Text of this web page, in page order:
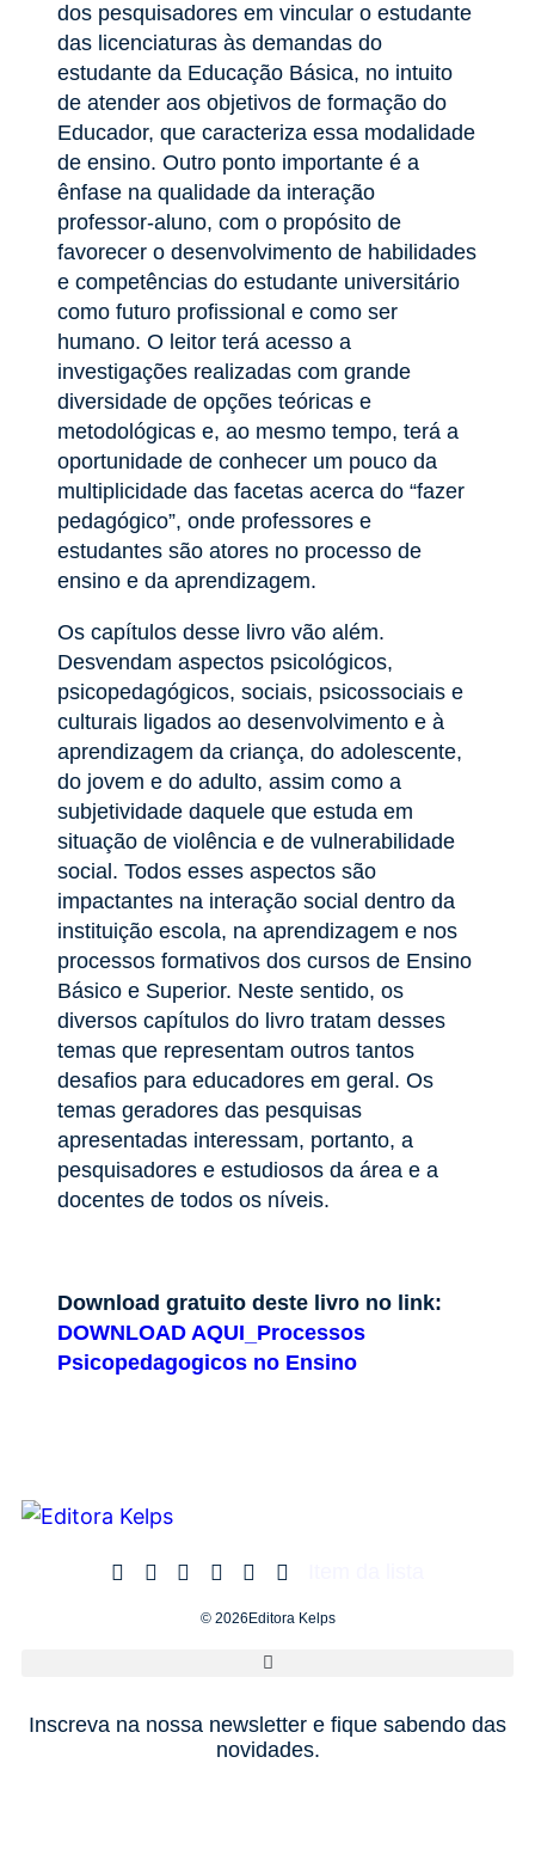
dos pesquisadores em vincular o estudante
das licenciaturas às demandas do
estudante da Educação Básica, no intuito
de atender aos objetivos de formação do
Educador, que caracteriza essa modalidade
de ensino. Outro ponto importante é a
ênfase na qualidade da interação
professor-aluno, com o propósito de
favorecer o desenvolvimento de habilidades
e competências do estudante universitário
como futuro profissional e como ser
humano. O leitor terá acesso a
investigações realizadas com grande
diversidade de opções teóricas e
metodológicas e, ao mesmo tempo, terá a
oportunidade de conhecer um pouco da
multiplicidade das facetas acerca do “fazer
pedagógico”, onde professores e
estudantes são atores no processo de
ensino e da aprendizagem.
Os capítulos desse livro vão além.
Desvendam aspectos psicológicos,
psicopedagógicos, sociais, psicossociais e
culturais ligados ao desenvolvimento e à
aprendizagem da criança, do adolescente,
do jovem e do adulto, assim como a
subjetividade daquele que estuda em
situação de violência e de vulnerabilidade
social. Todos esses aspectos são
impactantes na interação social dentro da
instituição escola, na aprendizagem e nos
processos formativos dos cursos de Ensino
Básico e Superior. Neste sentido, os
diversos capítulos do livro tratam desses
temas que representam outros tantos
desafios para educadores em geral. Os
temas geradores das pesquisas
apresentadas interessam, portanto, a
pesquisadores e estudiosos da área e a
docentes de todos os níveis.
Download gratuito deste livro no link:
DOWNLOAD AQUI_Processos
Psicopedagogicos no Ensino
© 2026Editora Kelps
Inscreva na nossa newsletter e fique sabendo das
novidades.